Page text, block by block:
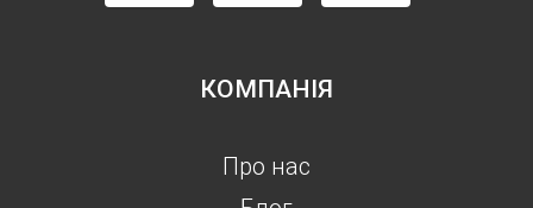
КОМПАНІЯ
Про нас